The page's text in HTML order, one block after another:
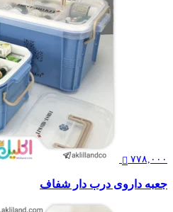
۷۷۸,۰۰۰
جعبه داروی درب دار شفاف